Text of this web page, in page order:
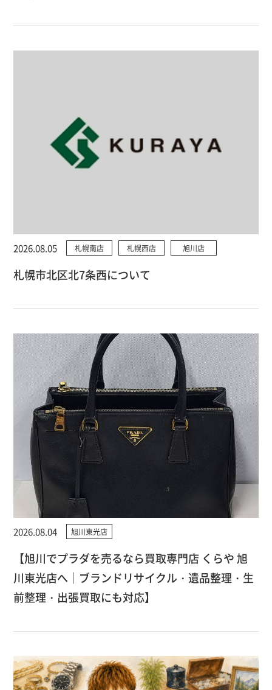
2026.08.05 札幌南店 札幌西店 旭川店
札幌市北区北7条西について
2026.08.04 旭川東光店
【旭川でプラダを売るなら買取専門店 くらや 旭
川東光店へ｜ブランドリサイクル・遺品整理・生
前整理・出張買取にも対応】